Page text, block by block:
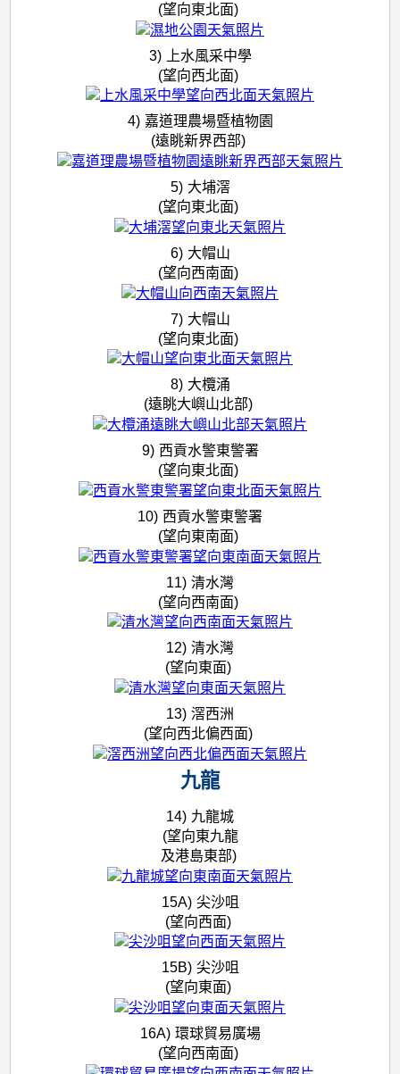
(望向東北面)
3)
上水風采中學
(望向西北面)
4) 嘉道理農場暨植物園
(遠眺新界西部)
5) 大埔滘
(望向東北面)
6) 大帽山
(望向西南面)
7) 大帽山
(望向東北面)
8) 大欖涌
(遠眺大嶼山北部)
9) 西貢水警東警署
(望向東北面)
10) 西貢水警東警署
(望向東南面)
11) 清水灣
(望向西南面)
12) 清水灣
(望向東面)
13) 滘西洲
(望向西北偏西面)
九龍
14) 九龍城
(望向東九龍
及港島東部)
15A) 尖沙咀
(望向西面)
15B) 尖沙咀
(望向東面)
16A) 環球貿易廣場
(望向西南面)